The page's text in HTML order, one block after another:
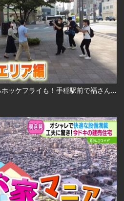
大人気の豆大福＆豪快すぎるホッケフライも！手稲駅前で福さんぽ 2022.10.7放送